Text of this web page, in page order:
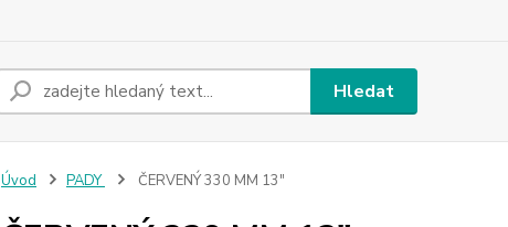
Hledat
Úvod PADY ČERVENÝ 330 MM 13"